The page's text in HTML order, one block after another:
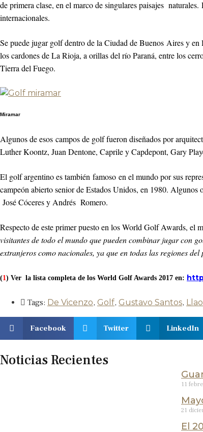
de primera clase, en el marco de singulares paisajes
internacionales.
Se puede jugar golf dentro de la Ciudad de Buenos Aires y
los cardones de La Rioja, a orillas del río Paraná, entre los
Tierra del Fuego.
Miramar
Algunos de esos campos de golf fueron diseñados por
Luther Koontz, Juan Dentone, Caprile y Capdepont, Gary
El golf argentino es también famoso en el mundo por sus
campeón abierto senior de Estados Unidos, en 1980.
José Cóceres y Andrés Romero.
Respecto de este primer puesto en los World Golf Awards, el
visitantes de todo el mundo que pueden combinar jugar con
extranjeros como nacionales, ya que en todas las regiones
(1) Ver la lista completa de los World Golf Awards 2017 en:
Tags: De Vicenzo, Golf, Gustavo Santos,
Facebook Twitter LinkedIn
Noticias Recientes
11
21
El